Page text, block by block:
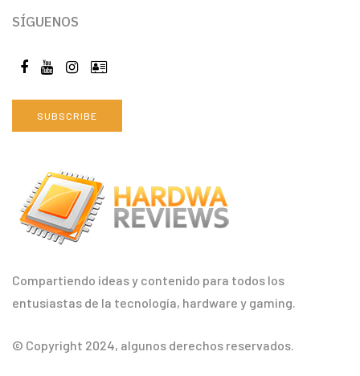
Compartiendo ideas y contenido para todos los
entusiastas de la tecnología, hardware y gaming.
© Copyright 2024, algunos derechos reservados.
SÍGUENOS
SUBSCRIBE